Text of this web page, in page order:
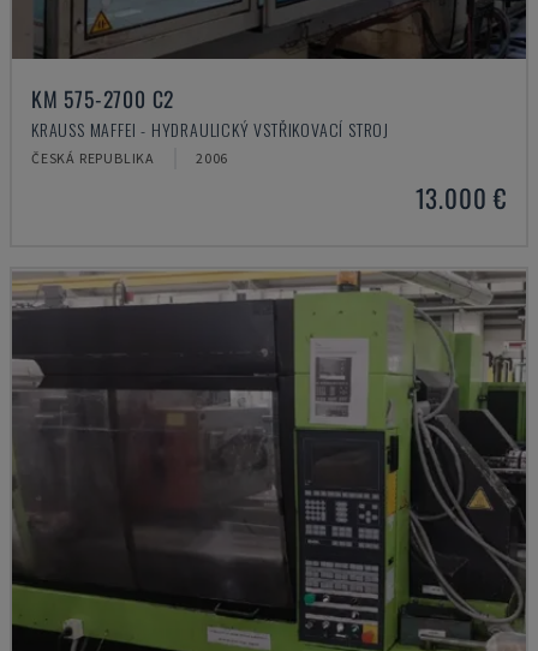
KM 575-2700 C2
KRAUSS MAFFEI - HYDRAULICKÝ VSTŘIKOVACÍ STROJ
ČESKÁ REPUBLIKA 2006
13.000 €